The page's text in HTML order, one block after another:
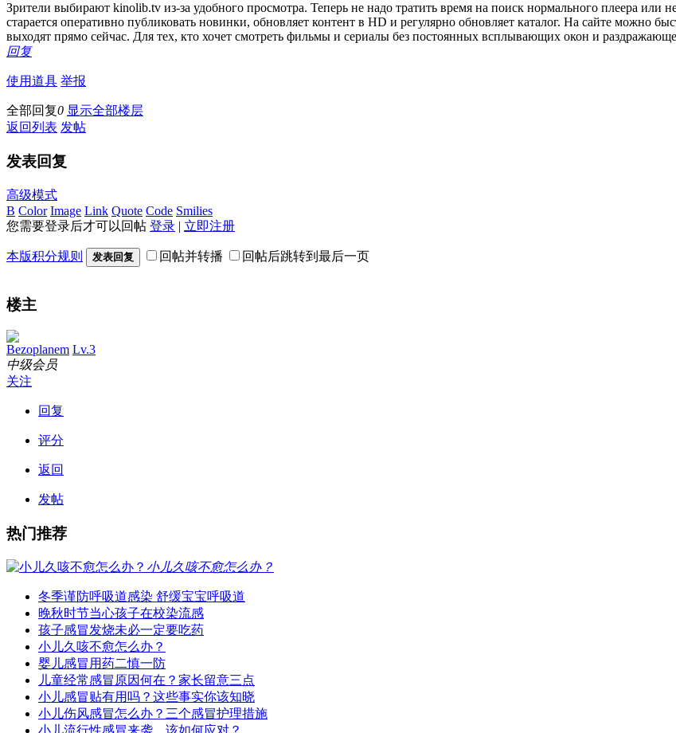
Зрители выбирают kinolib.tv из-за удобного просмотра. Теперь не надо тратить время на поиск нормального плеера или
старается оперативно публиковать новинки, обновляет контент в HD и регулярно обновляет каталог. На сайте можно
выходят прямо сейчас. Для тех, кто хочет смотреть фильмы и сериалы без постоянных всплывающих окон и
回复
使用道具 举报
全部回复0 显示全部楼层
返回列表 发帖
发表回复
高级模式
B Color Image Link Quote Code Smilies
您需要登录后才可以回帖 登录 | 立即注册
本版积分规则 发表回复 回帖并转播 回帖后跳转到最后一页
楼主
Bezoplanem Lv.3
中级会员
关注
回复
评分
返回
发帖
热门推荐
小儿久咳不愈怎么办？
冬季谨防呼吸道感染 舒缓宝宝呼吸道
晚秋时节当心孩子在校染流感
孩子感冒发烧未必一定要吃药
小儿久咳不愈怎么办？
婴儿感冒用药二慎一防
儿童经常感冒原因何在？家长留意三点
小儿感冒贴有用吗？这些事实你该知晓
小儿伤风感冒怎么办？三个感冒护理措施
小儿流行性感冒来袭，该如何应对？